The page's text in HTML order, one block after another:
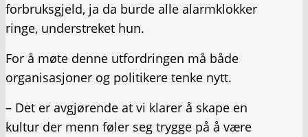
forbruksgjeld, ja da burde alle alarmklokker
ringe, understreket hun.
For å møte denne utfordringen må både
organisasjoner og politikere tenke nytt.
– Det er avgjørende at vi klarer å skape en
kultur der menn føler seg trygge på å være